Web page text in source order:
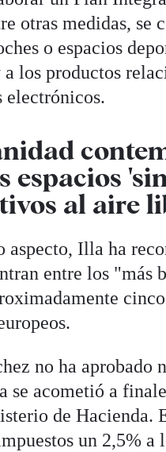
otras medidas,
o espacios
los productos
espacios
al aire
aspecto, Illa ha
entre los "más
no ha aprobado
se acometió a
de Hacienda.
un 2,5%